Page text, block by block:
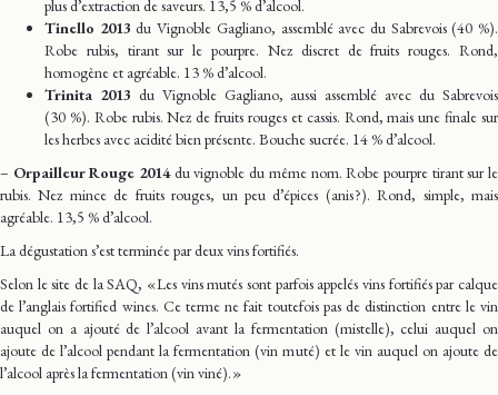
plus d’extraction de saveurs. 13,5 % d’alcool.
Tinello 2013 du Vignoble Gagliano, assemblé avec du Sabrevois (40 %).
Robe rubis, tirant sur le pourpre. Nez discret de fruits rouges. Rond,
homogène et agréable. 13 % d’alcool.
Trinita 2013 du Vignoble Gagliano, aussi assemblé avec du Sabrevois
(30 %). Robe rubis. Nez de fruits rouges et cassis. Rond, mais une finale sur
les herbes avec acidité bien présente. Bouche sucrée. 14 % d’alcool.
– Orpailleur Rouge 2014du vignoble du même nom. Robe pourpre tirant sur le
rubis. Nez mince de fruits rouges, un peu d’épices (anis ?). Rond, simple, mais
agréable. 13,5 % d’alcool.
La dégustation s’est terminée par deux vins fortifiés.
Selon le site de la SAQ, « Les vins mutés sont parfois appelés vins fortifiés par calque
de l’anglais fortified wines. Ce terme ne fait toutefois pas de distinction entre le vin
auquel on a ajouté de l’alcool avant la fermentation (mistelle), celui auquel on
ajoute de l’alcool pendant la fermentation (vin muté) et le vin auquel on ajoute de
l’alcool après la fermentation (vin viné). »